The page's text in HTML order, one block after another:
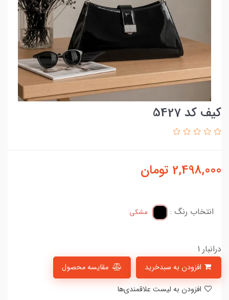
کیف کد 5427
2,498,000 تومان
انتخاب رنگ : مشکی
درانبار 1
مقایسه محصول